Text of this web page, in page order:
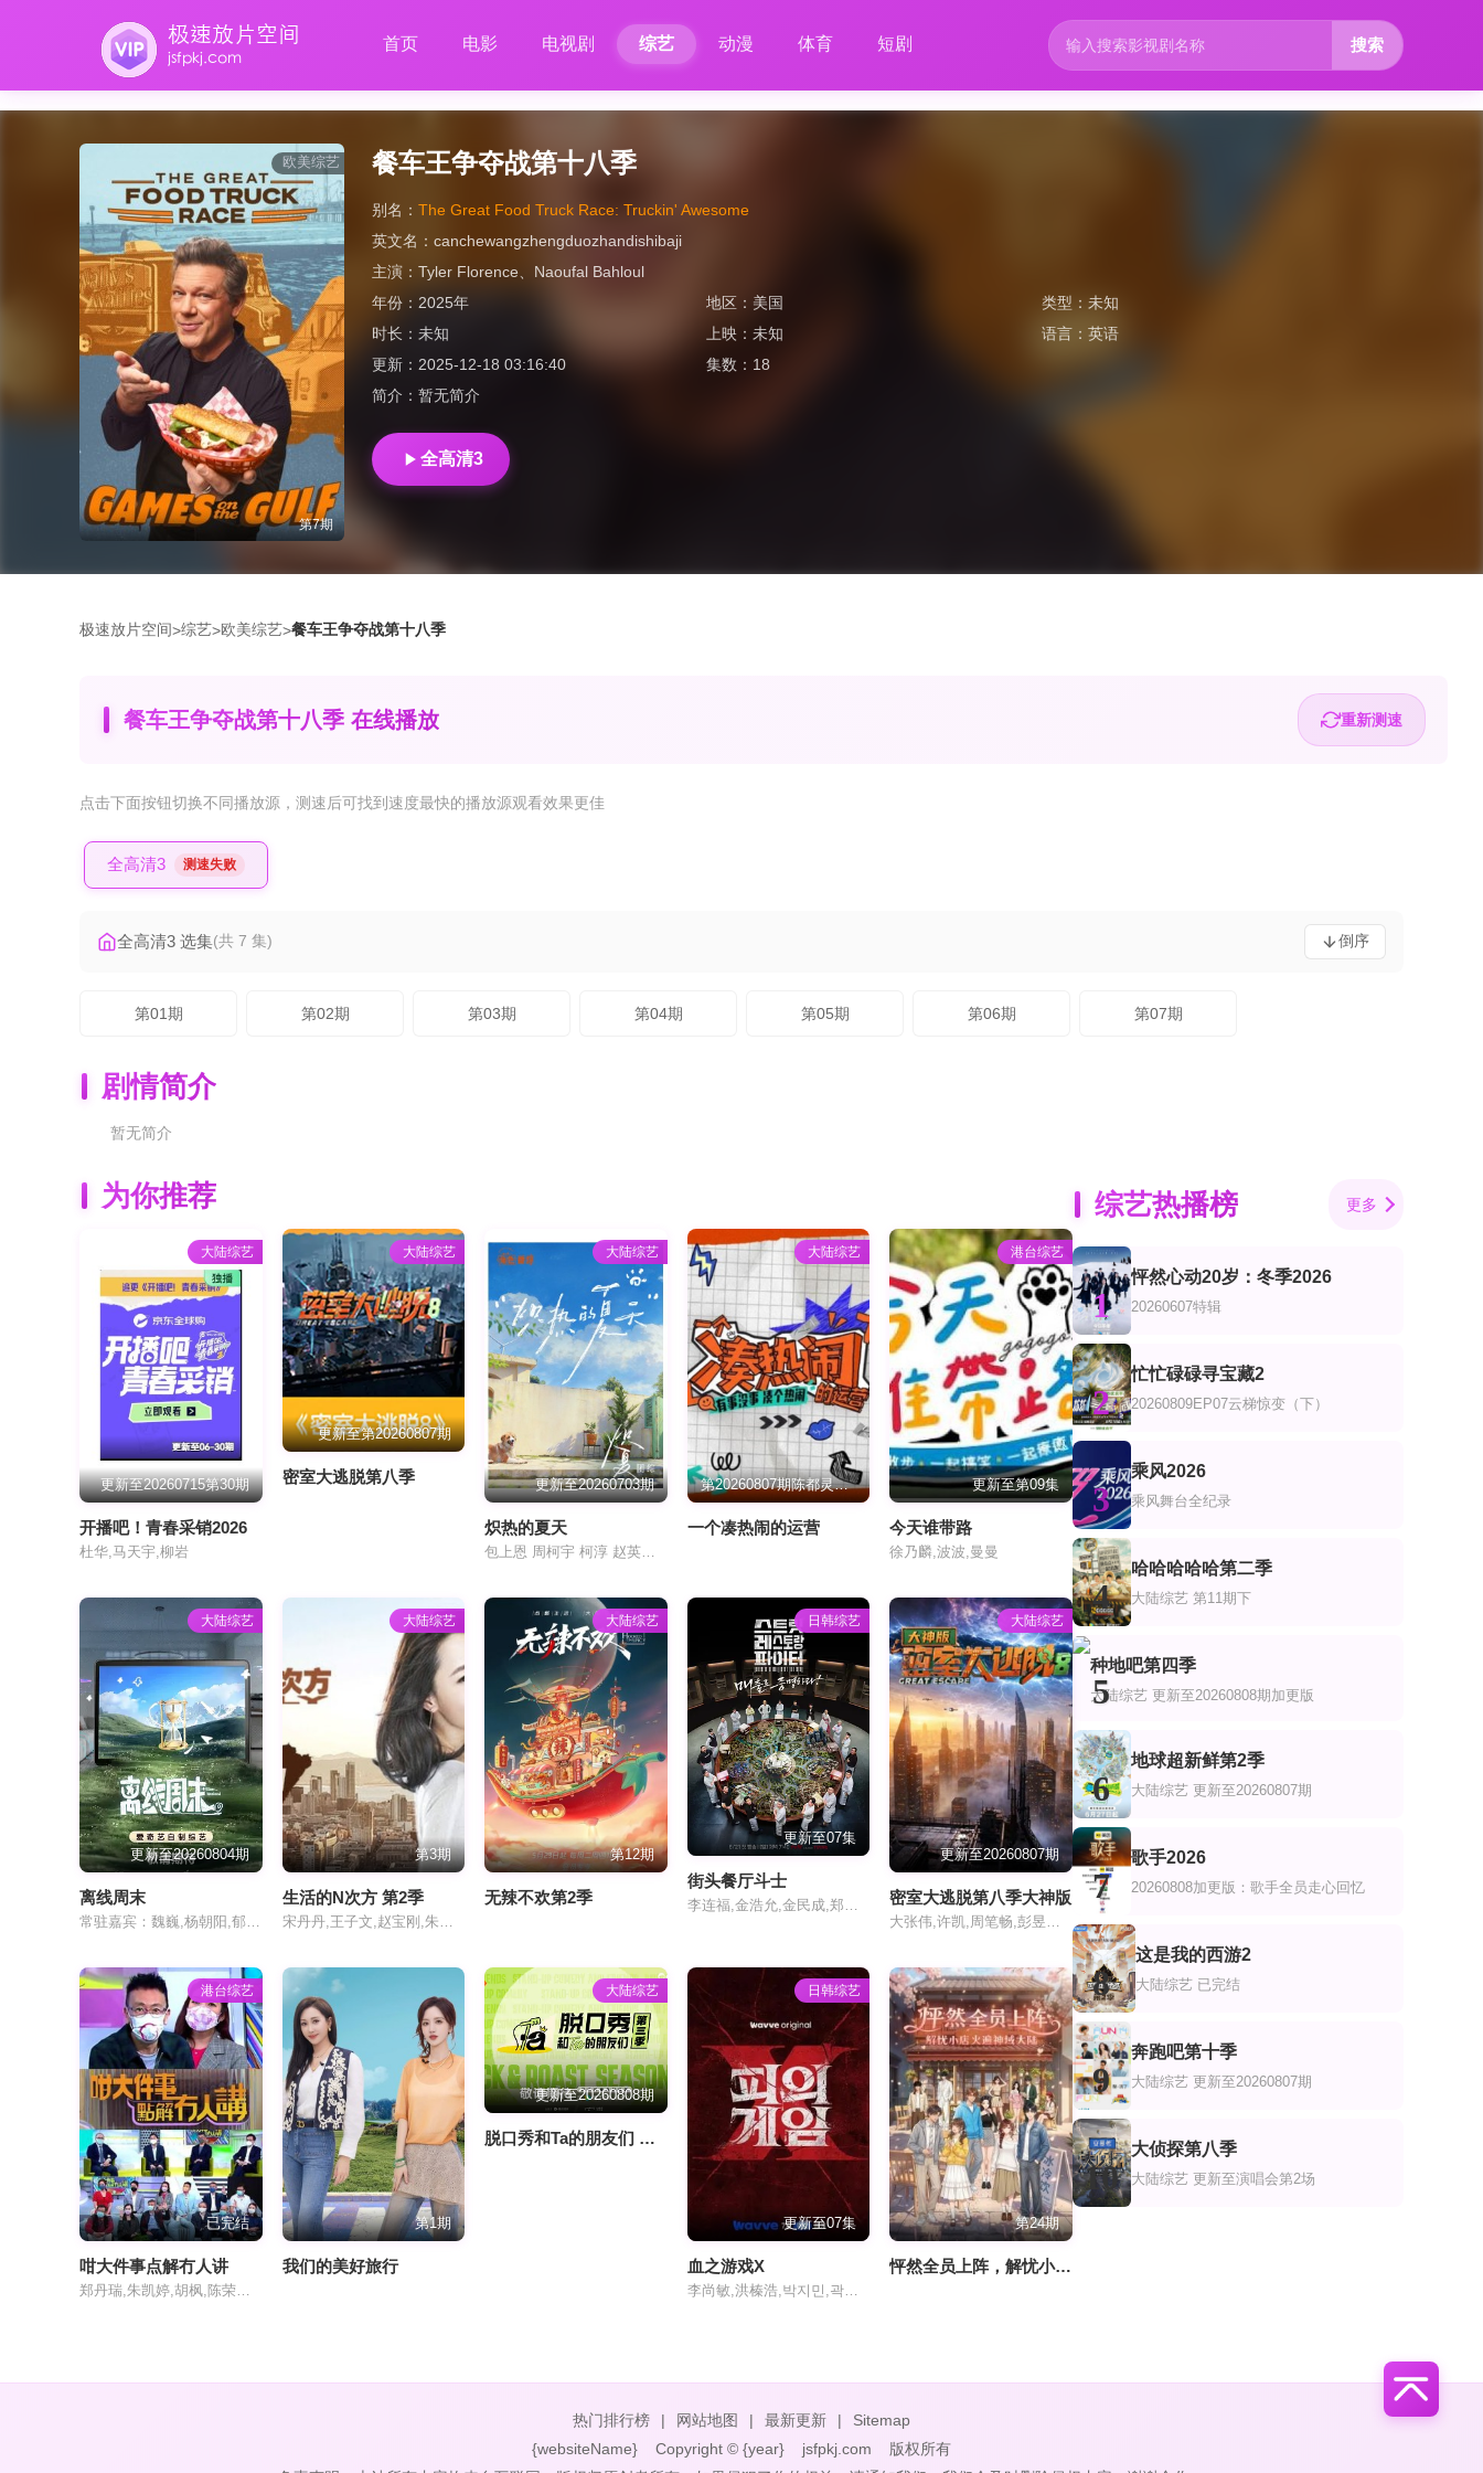
首页 电影 电视剧 综艺 动漫 体育 短剧 搜索
欧美综艺
第7期
餐车王争夺战第十八季
别名： The Great Food Truck Race: Truckin' Awesome
英文名： canchewangzhengduozhandishibaji
主演： Tyler Florence
Naoufal Bahloul
年份： 2025年 地区： 美国 类型： 未知
时长： 未知 上映：未知 语言： 英语
更新： 2025-12-18 03:16:40 集数： 18
简介： 暂无简介
全高清3
极速放片空间>综艺>欧美综艺>餐车王争夺战第十八季
餐车王争夺战第十八季 在线播放 重新测速
点击下面按钮切换不同播放源 ，测速后可找到速度最快的播放源观看效果更佳
全高清3 测速失败
全高清3 选集(共 7 集) 倒序
第01期 第02期 第03期 第04期 第05期 第06期 第07期
剧情简介
暂无简介
为你推荐
大陆综艺
更新至20260715第30期
开播吧！青春采销2026
杜华,马天宇,柳岩
大陆综艺
更新至第20260807期
密室大逃脱第八季
大陆综艺
更新至20260703期
炽热的夏天
包上恩 周柯宇 柯淳 赵英博 付伟伦 徐媛屹娜
大陆综艺
第20260807期陈都灵清纯短发好适配
一个凑热闹的运营
港台综艺
更新至第09集
今天谁带路
徐乃麟,波波,曼曼
大陆综艺
更新至20260804期
离线周末
大陆综艺
第3期
生活的N次方 第2季
大陆综艺
第12期
无辣不欢第2季
日韩综艺
更新至07集
街头餐厅斗士
李连福,金浩允,金民成,郑镐泳,宋勋,洪锡天
大陆综艺
更新至20260807期
密室大逃脱第八季大神版
港台综艺
已完结
咁大件事点解冇人讲
郑丹瑞,朱凯婷,胡枫,陈荣峻,吴香伦,何沛珈,盛劲为
第1期
我们的美好旅行
大陆综艺
更新至20260808期
脱口秀和Ta的朋友们 第三季
日韩综艺
更新至07集
血之游戏X
李尚敏,洪榛浩,박지민,곽범,서출구,하승진
第24期
怦然全员上阵，解忧小店火遍神域大陆
综艺热播榜 更多
1
怦然心动20岁：冬季2026
20260607特辑
2
忙忙碌碌寻宝藏2
20260809EP07云梯惊变（下）
3
乘风2026
乘风舞台全纪录
4
哈哈哈哈哈第二季
大陆综艺 第11期下
5
种地吧第四季
大陆综艺 更新至20260808期加更版
6
地球超新鲜第2季
大陆综艺 更新至20260807期
7
歌手2026
20260808加更版：歌手全员走心回忆
8
这是我的西游2
大陆综艺 已完结
9
奔跑吧第十季
大陆综艺 更新至20260807期
10
大侦探第八季
大陆综艺 更新至演唱会第2场
热门排行榜 | 网站地图 | 最新更新 |
Sitemap
{websiteName}
Copyright © {year} jsfpkj.com
版权所有